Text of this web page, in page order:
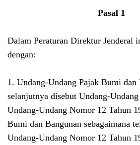
Pasal 1
Dalam Peraturan Direktur Jenderal
dengan:
1. Undang-Undang Pajak Bumi dan
selanjutnya disebut Undang-
Undang-Undang Nomor 12 Tahun
Bumi dan Bangunan sebagaimana
Undang-Undang Nomor 12 Tahun